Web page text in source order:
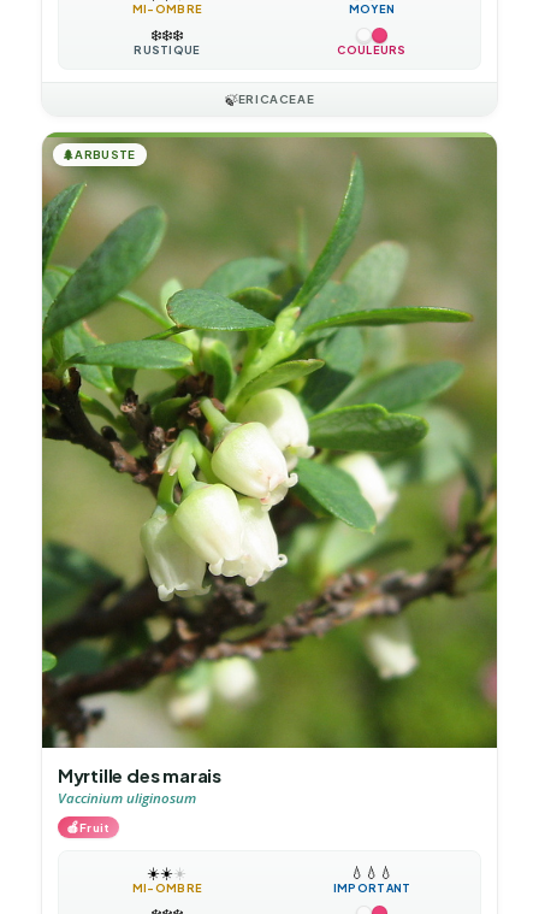
MI-OMBRE MOYEN
❄️❄️❄️
RUSTIQUE COULEURS
🍃ERICACEAE
🌲ARBUSTE
Myrtille des marais
Vaccinium uliginosum
🍎Fruit
☀️☀️☀️
MI-OMBRE
💧 💧 💧
IMPORTANT